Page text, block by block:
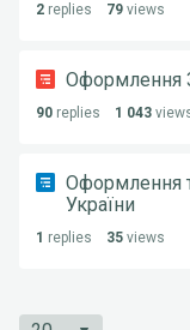
2 replies 79 views
Оформлення
90 replies 1 043
Оформлення
України
1 replies 35 views